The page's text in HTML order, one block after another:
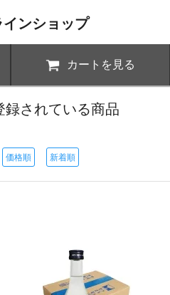
ンショップ
カートを見る
されている商品
価格順 新着順